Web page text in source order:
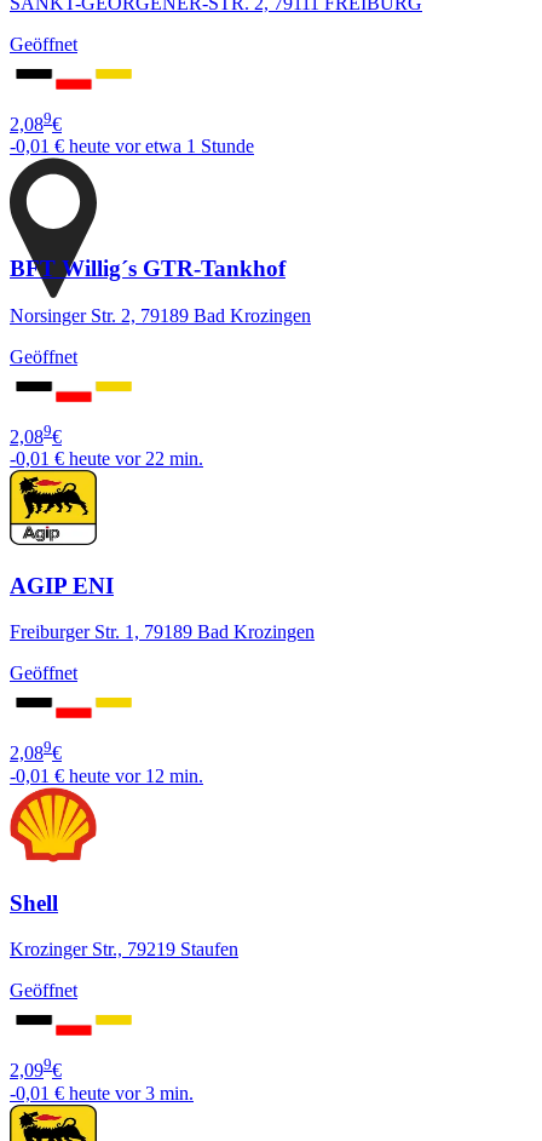
Geöffnet
2,089€
-0,01 € heute vor etwa 1 Stunde
BFT Willig´s GTR-Tankhof
Norsinger Str. 2, 79189 Bad Krozingen
Geöffnet
2,089€
-0,01 € heute vor 22 min.
AGIP ENI
Freiburger Str. 1, 79189 Bad Krozingen
Geöffnet
2,089€
-0,01 € heute vor 12 min.
Shell
Krozinger Str., 79219 Staufen
Geöffnet
2,099€
-0,01 € heute vor 3 min.